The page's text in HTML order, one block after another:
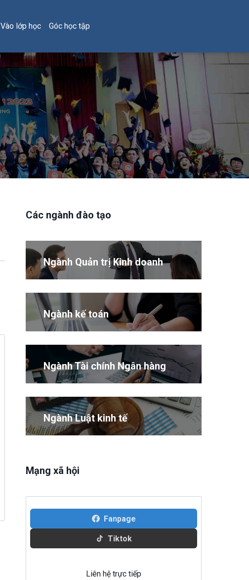
Vào lớp học Góc học tập
Các ngành đào tạo
Ngành Quản trị Kinh doanh
Ngành kế toán
Ngành Tài chính Ngân hàng
Ngành Luật kinh tế
Mạng xã hội
Fanpage
Tiktok
Liên hệ trực tiếp